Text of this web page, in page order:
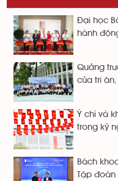
Đại học
hành
Quảng
của tri ân,
Ý chí và
trong kỷ
Bách
Tập